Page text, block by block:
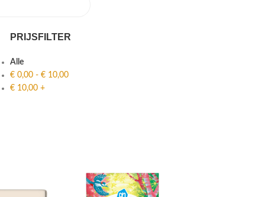
PRIJSFILTER
Alle
€0,00- €10,00
€10,00+